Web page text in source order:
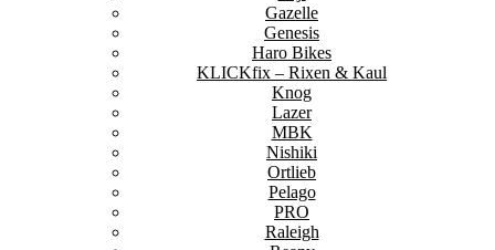
Gazelle
Genesis
Haro Bikes
KLICKfix – Rixen & Kaul
Knog
Lazer
MBK
Nishiki
Ortlieb
Pelago
PRO
Raleigh